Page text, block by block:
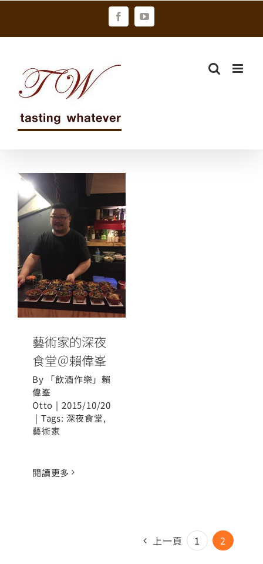
FacebookYouTube
藝術家的深夜
食堂＠賴偉峯
藝術家的深夜
食堂＠賴偉峯
By
「飲酒作樂」賴
偉峯
Otto | 2015/10/20
| Tags: 深夜食堂,
藝術家
閱讀更多
上一頁 1 2